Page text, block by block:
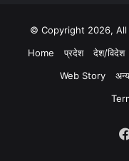
© Copyright 2026,
Home
प्रदेश देश/विदेश
Web Story
अन्य